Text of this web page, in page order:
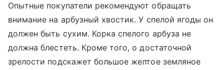
Опытные покупатели рекомендуют обращать
внимание на арбузный хвостик. У спелой ягоды он
должен быть сухим. Корка спелого арбуза не
должна блестеть. Кроме того, о достаточной
зрелости подскажет большое желтое земляное